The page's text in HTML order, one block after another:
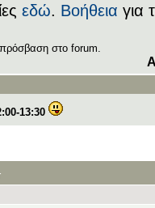
εδώ. Βοήθεια για
στο forum.
13:30